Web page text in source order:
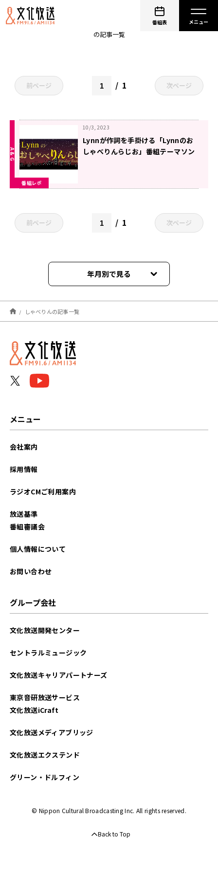
番組表
の記事一覧
前ページ 1 次ページ
番組レポ
10/3, 2023
Lynnが作詞を手掛ける「Lynnのお
しゃべりんらじお」番組テーマソン
前ページ 1 次ページ
年月別で見る
2024年12月
2024年06月
2023年11月
2023年01月
2022年10月
2022年05月
2022年04月
2022年03月
しゃべりんの記事一覧
メニュー
会社案内
採用情報
ラジオCMご利用案内
放送基準
番組審議会
個人情報について
お問い合わせ
グループ会社
文化放送開発センター
セントラルミュージック
文化放送キャリアパートナーズ
東京音研放送サービス
文化放送iCraft
文化放送メディアブリッジ
文化放送エクステンド
グリーン・ドルフィン
© Nippon Cultural Broadcasting Inc. All rights reserved.
Back to Top